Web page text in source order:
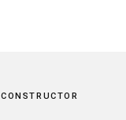
CONSTRUCTOR